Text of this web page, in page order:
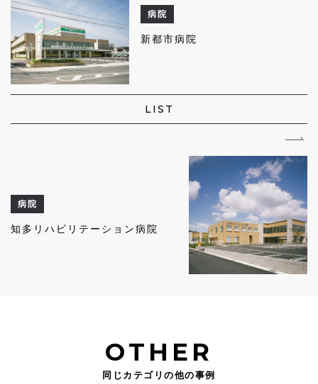
病院
新都市病院
LIST
病院
知多リハビリテーション病院
OTHER
同じカテゴリの他の事例